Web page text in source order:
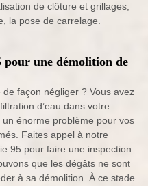
de clôture et grillages,
la pose de carrelage.
pour une démolition de
façon négliger ? Vous avez
d’eau dans votre
énorme problème pour vos
Faites appel à notre
95 pour faire une inspection
que les dégâts ne sont
à sa démolition. À ce stade